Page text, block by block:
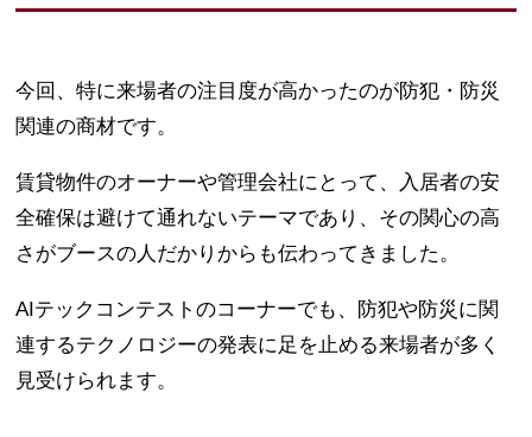
今回、特に来場者の注目度が高かったのが防犯・防災
関連の商材です。
賃貸物件のオーナーや管理会社にとって、入居者の安
全確保は避けて通れないテーマであり、その関心の高
さがブースの人だかりからも伝わってきました。
AIテックコンテストのコーナーでも、防犯や防災に関
連するテクノロジーの発表に足を止める来場者が多く
見受けられます。